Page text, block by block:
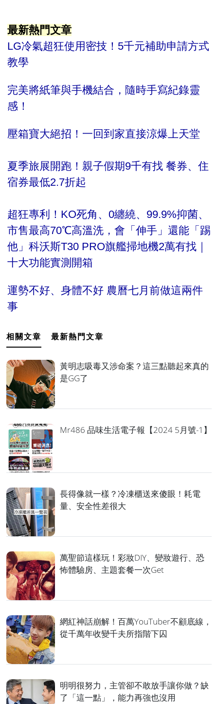
最新熱門文章
LG冷氣超狂使用密技！5千元補助申請方式
教學
完美將紙筆與手機結合，隨時手寫紀錄靈
感！
壓箱寶大絕招！一回到家直接涼爆上天堂
夏季旅展開跑！親子假期9千有找 餐券、住
宿券最低2.7折起
超狂專利！KO死角、0纏繞、99.9%抑菌、
市售最高70℃高溫洗，會「伸手」還能「踢
他」科沃斯T30 PRO旗艦掃地機2萬有找｜
十大功能實測開箱
運勢不好、身體不好 農曆七月前做這兩件
事
相關文章 最新熱門文章
黃明志吸毒又涉命案？這三點聽起來真的
是GG了
Mr486 品味生活電子報【2024 5月號-1】
長得像就一樣？冷凍櫃送來傻眼！耗電
量、安全性差很大
萬聖節這樣玩！彩妝DIY、變妝遊行、恐
怖體驗房、主題套餐一次Get
網紅神話崩解！百萬YouTuber不顧底線，
從千萬年收變千夫所指階下囚
明明很努力，主管卻不敢放手讓你做？缺
了「這一點」，能力再強也沒用